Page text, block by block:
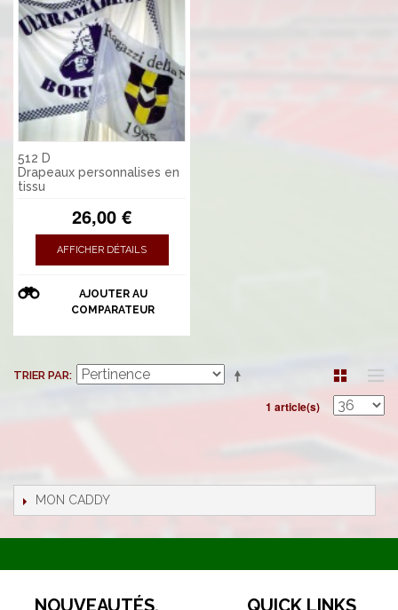
512 D
Drapeaux personnalises en
tissu
26,00 €
AFFICHER DÉTAILS
AJOUTER AU
COMPARATEUR
TRIER PAR
1 article(s)
MON CADDY